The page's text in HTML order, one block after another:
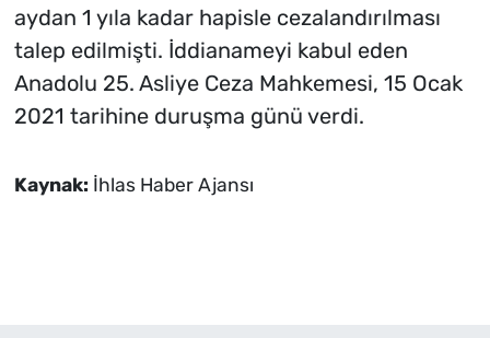
aydan 1 yıla kadar hapisle cezalandırılması
talep edilmişti. İddianameyi kabul eden
Anadolu 25. Asliye Ceza Mahkemesi, 15 Ocak
2021 tarihine duruşma günü verdi.
Kaynak: İhlas Haber Ajansı